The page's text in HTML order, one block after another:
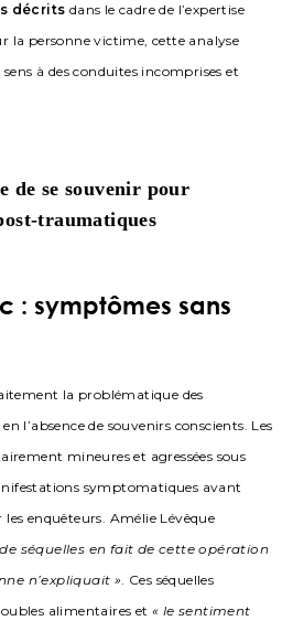
décrits dans le cadre de l’expertise
la personne victime, cette analyse
à des conduites incomprises et
de se souvenir pour
traumatiques
: symptômes sans
la problématique des
l’absence de souvenirs conscients. Les
mineures et agressées sous
symptomatiques avant
enquêteurs. Amélie Lévêque
séquelles en fait de cette opération
n’expliquait ». Ces séquelles
alimentaires et « le sentiment